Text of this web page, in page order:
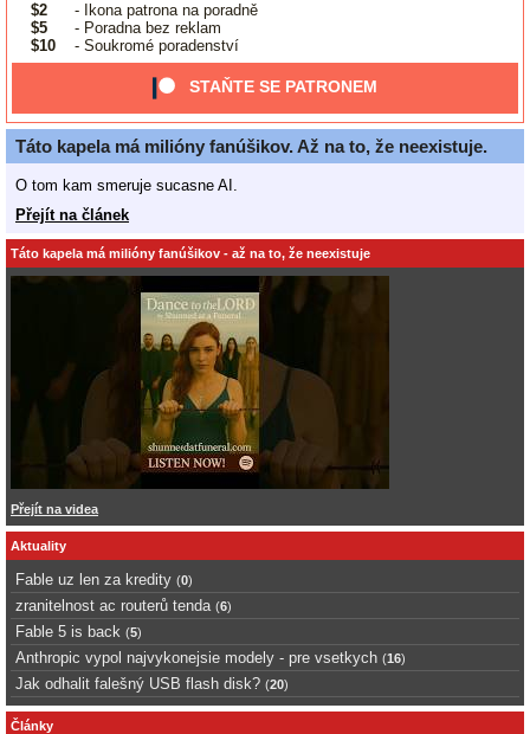
$2
- Ikona patrona na poradně
$5
- Poradna bez reklam
$10
- Soukromé poradenství
STAŇTE SE PATRONEM
Táto kapela má milióny fanúšikov. Až na to, že neexistuje.
O tom kam smeruje sucasne AI.
Přejít na článek
Táto kapela má milióny fanúšikov - až na to, že neexistuje
Přejít na videa
Aktuality
Fable uz len za kredity (0)
zranitelnost ac routerů tenda (6)
Fable 5 is back (5)
Anthropic vypol najvykonejsie modely - pre vsetkych (16)
Jak odhalit falešný USB flash disk? (20)
Články